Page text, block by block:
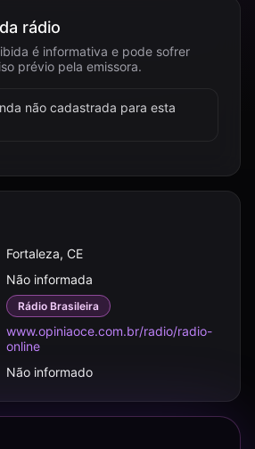
rádio
é informativa e pode sofrer
prévio pela emissora.
não cadastrada para esta
Fortaleza, CE
Não informada
Rádio Brasileira
www.opiniaoce.com.br/radio/radio-
online
Não informado